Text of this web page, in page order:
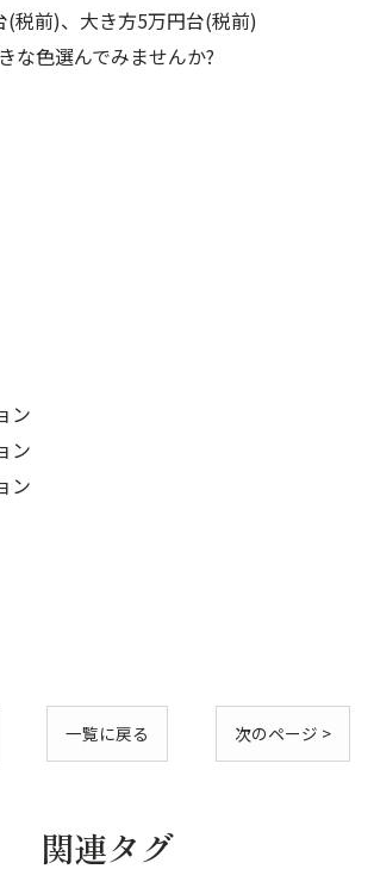
(税前)、大き方5万円台(税前)
な色選んでみませんか?
ン
ン
ン
一覧に戻る 次のページ >
関連タグ